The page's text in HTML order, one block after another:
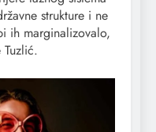
strukture i ne
ih marginalizovalo,